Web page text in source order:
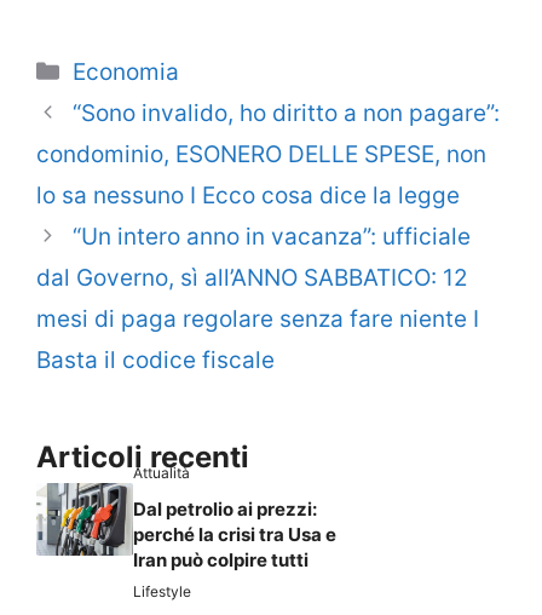
Categorie
Economia
“Sono invalido, ho diritto a non pagare”:
condominio, ESONERO DELLE SPESE, non
lo sa nessuno I Ecco cosa dice la legge
“Un intero anno in vacanza”: ufficiale
dal Governo, sì all’ANNO SABBATICO: 12
mesi di paga regolare senza fare niente I
Basta il codice fiscale
Articoli recenti
Attualità
Dal petrolio ai prezzi:
perché la crisi tra Usa e
Iran può colpire tutti
Lifestyle